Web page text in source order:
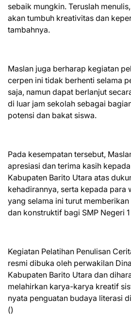
sebaik mungkin. Teruslah
akan tumbuh kreativitas dan
tambahnya.
Maslan juga berharap kegiatan
cerpen ini tidak berhenti selama
saja, namun dapat berlanjut
di luar jam sekolah sebagai
potensi dan bakat siswa.
Pada kesempatan tersebut,
apresiasi dan terima kasih
Kabupaten Barito Utara atas
kehadirannya, serta kepada para
yang selama ini turut
dan konstruktif bagi SMP Negeri
Kegiatan Pelatihan Penulisan
resmi dibuka oleh perwakilan
Kabupaten Barito Utara dan
melahirkan karya-karya kreatif
nyata penguatan budaya literasi
()